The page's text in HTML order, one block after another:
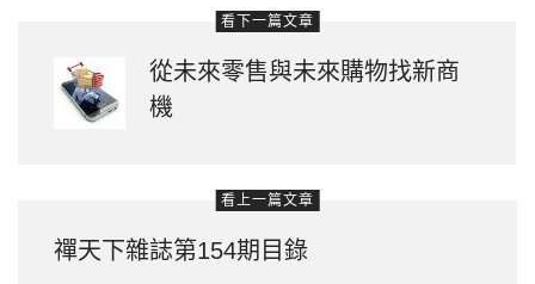
看下一篇文章
從未來零售與未來購物找新商
機
看上一篇文章
禪天下雜誌第154期目錄